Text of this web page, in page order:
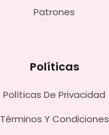
Patrones
Políticas
Políticas De Privacidad
Términos Y Condiciones